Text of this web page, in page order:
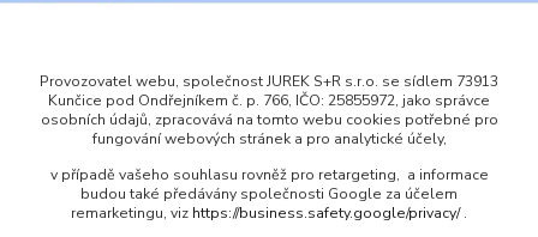
ENGLISH
© 2016 JUREK S+R s.r.o., IČ 25855972
Provozovatel webu, společnost JUREK S+R s.r.o. se sídlem 73913
Kunčice pod Ondřejníkem č. p. 766, IČO: 25855972, jako správce
osobních údajů, zpracovává na tomto webu cookies potřebné pro
fungování webových stránek a pro analytické účely,
v případě vašeho souhlasu rovněž pro retargeting, a informace
budou také předávány společnosti Google za účelem
remarketingu, viz https://business.safety.google/privacy/.